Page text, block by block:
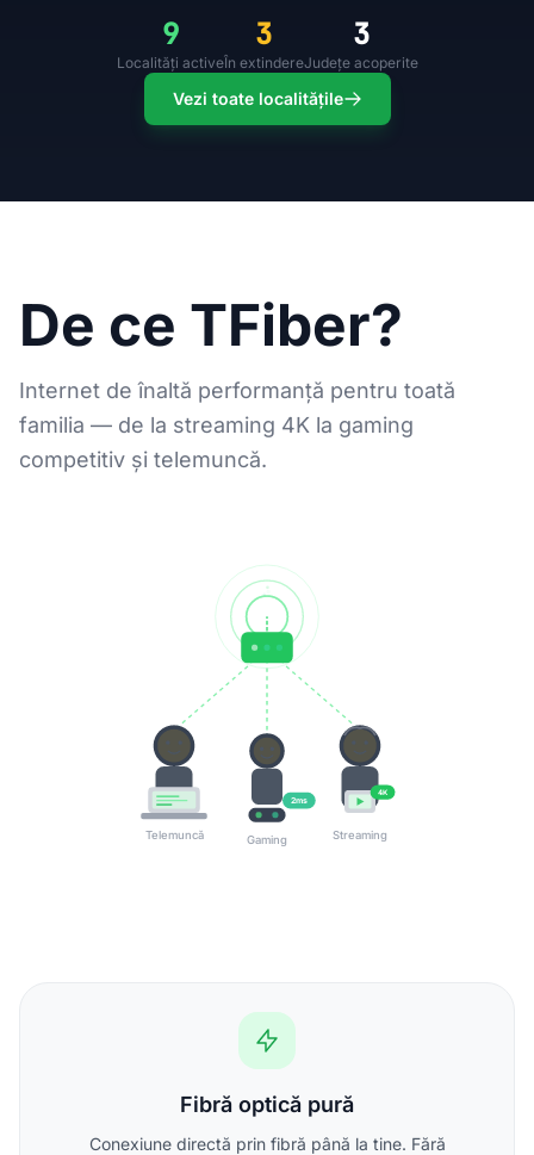
9
Localități active
3
În extindere
3
Județe acoperite
Vezi toate localitățile
De ce TFiber?
Internet de înaltă performanță pentru toată
familia — de la streaming 4K la gaming
competitiv și telemuncă.
Telemuncă
2ms
Gaming
4K
Streaming
Fibră optică pură
Conexiune directă prin fibră până la tine. Fără